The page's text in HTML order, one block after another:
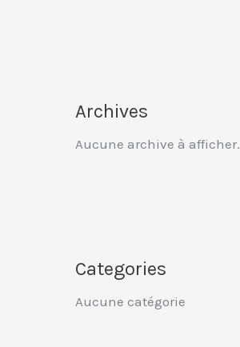
Archives
Aucune archive à afficher.
Categories
Aucune catégorie